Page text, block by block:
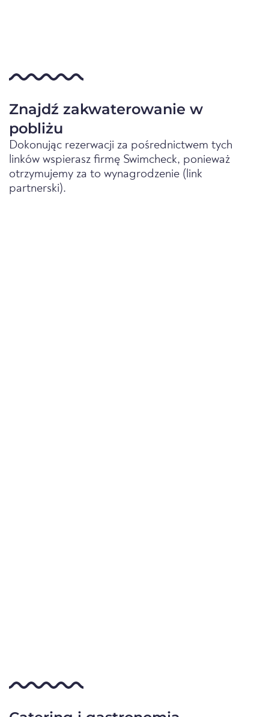
Znajdź zakwaterowanie w
pobliżu
Dokonując rezerwacji za pośrednictwem tych
linków wspierasz firmę Swimcheck, ponieważ
otrzymujemy za to wynagrodzenie (link
partnerski).